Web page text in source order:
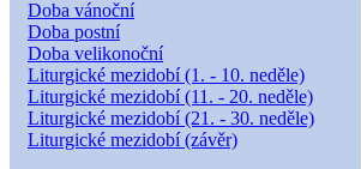
Doba vánoční
Doba postní
Doba velikonoční
Liturgické mezidobí (1. - 10. neděle)
Liturgické mezidobí (11. - 20. neděle)
Liturgické mezidobí (21. - 30. neděle)
Liturgické mezidobí (závěr)